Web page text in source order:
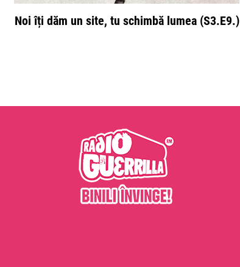
Noi îți dăm un site, tu schimbă lumea (S3.E9.)